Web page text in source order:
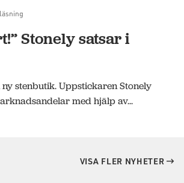
Stonely satsar i
stenbutik. Uppstickaren Stonely
med hjälp av...
VISA FLER NYHETER